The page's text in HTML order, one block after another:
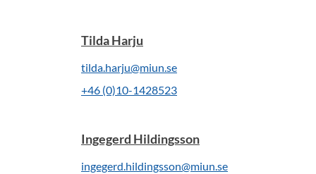
Tilda Harju
tilda.harju@miun.se
+46 (0)10-1428523
Ingegerd Hildingsson
ingegerd.hildingsson@miun.se